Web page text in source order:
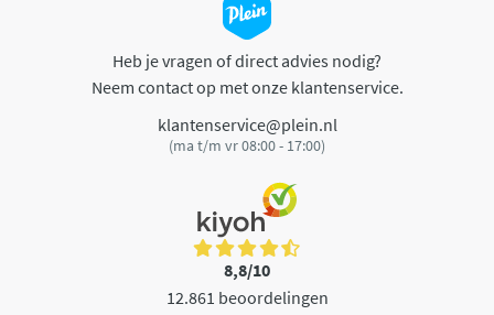
Heb je vragen of direct advies nodig?
Neem contact op met onze klantenservice.
klantenservice@plein.nl
(ma t/m vr 08:00 - 17:00)
8,8/10
12.861 beoordelingen